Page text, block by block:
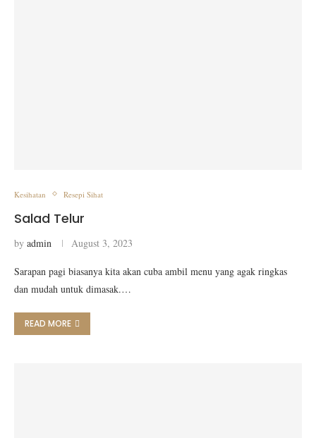
Kesihatan Resepi Sihat
Salad Telur
by admin August 3, 2023
Sarapan pagi biasanya kita akan cuba ambil menu yang agak ringkas
dan mudah untuk dimasak.…
READ MORE